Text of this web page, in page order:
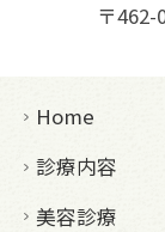
〒462-
Home
診療内容
美容診療